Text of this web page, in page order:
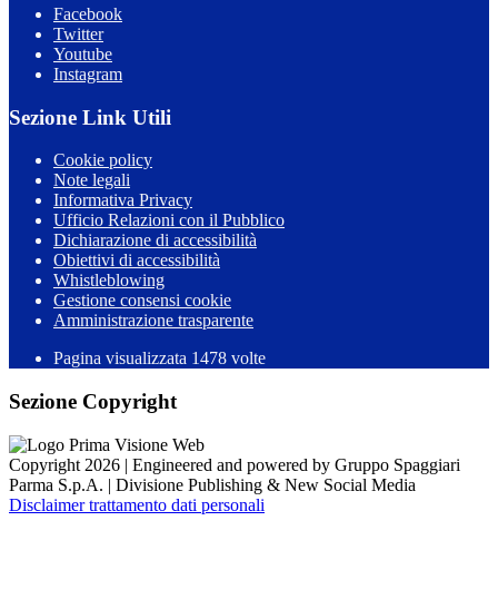
Facebook
Twitter
Youtube
Instagram
Sezione Link Utili
Cookie policy
Note legali
Informativa Privacy
Ufficio Relazioni con il Pubblico
Dichiarazione di accessibilità
Obiettivi di accessibilità
Whistleblowing
Gestione consensi cookie
Amministrazione trasparente
Pagina visualizzata 1478 volte
Sezione Copyright
Copyright 2026 | Engineered and powered by Gruppo Spaggiari
Parma S.p.A. | Divisione Publishing & New Social Media
Disclaimer trattamento dati personali